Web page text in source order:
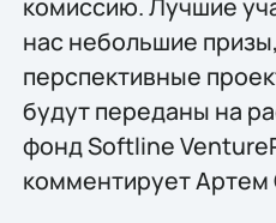
нас небольшие
перспективные
будут переданы на
фонд Softline
комментирует Артем